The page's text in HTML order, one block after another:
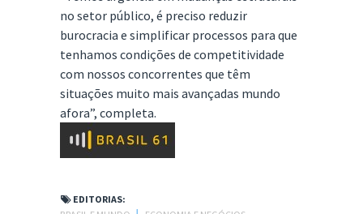
no setor público, é preciso reduzir
burocracia e simplificar processos para que
tenhamos condições de competitividade
com nossos concorrentes que têm
situações muito mais avançadas mundo
afora”, completa.
EDITORIAS: